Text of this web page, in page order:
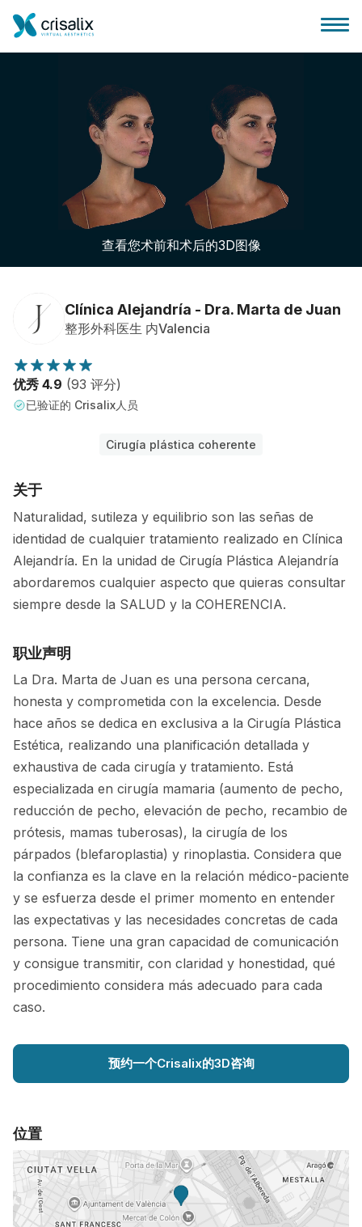
外科医生之家
3D商务平台
客户评价
查看您术前和术后的3D图像
Clínica Alejandría - Dra. Marta de Juan
整形外科医生 内Valencia
优秀 4.9 (93 评分)
已验证的 Crisalix人员
Cirugía plástica coherente
关于
Naturalidad, sutileza y equilibrio son las señas de
identidad de cualquier tratamiento realizado en Clínica
Alejandría. En la unidad de Cirugía Plástica Alejandría
abordaremos cualquier aspecto que quieras consultar
siempre desde la SALUD y la COHERENCIA.
职业声明
La Dra. Marta de Juan es una persona cercana,
honesta y comprometida con la excelencia. Desde
hace años se dedica en exclusiva a la Cirugía Plástica
Estética, realizando una planificación detallada y
exhaustiva de cada cirugía y tratamiento. Está
especializada en cirugía mamaria (aumento de pecho,
reducción de pecho, elevación de pecho, recambio de
prótesis, mamas tuberosas), la cirugía de los
párpados (blefaroplastia) y rinoplastia. Considera que
la confianza es la clave en la relación médico-paciente
y se esfuerza desde el primer momento en entender
las expectativas y las necesidades concretas de cada
persona. Tiene una gran capacidad de comunicación
y consigue transmitir, con claridad y honestidad, qué
procedimiento considera más adecuado para cada
caso.
预约一个Crisalix的3D咨询
位置